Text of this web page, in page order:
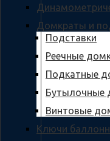
Домкраты и
Подставки
Реечные
Подкатные
Бутылочные
Винтовые
Ключи